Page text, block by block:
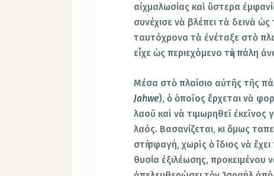
αἰχμαλωσίας καὶ ὕστερα
συνέχισε νὰ βλέπει τὰ δεινὰ ὡς
ταυτόχρονα τὰ ἐνέταξε στὸ
εἶχε ὡς περιεχόμενο τὴν πάλη
Μέσα στὸ πλαίσιο αὐτῆς τῆς
Jahwe), ὁ ὁποῖος ἔρχεται νὰ
λαοῦ καὶ νὰ τιμωρηθεῖ ἐκεῖνος
λαός. Βασανίζεται, κι ὅμως
στὴ σφαγή, χωρὶς ὁ ἴδιος νὰ
θυσία ἐξιλέωσης, προκειμένου